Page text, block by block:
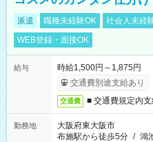
派遣 職種未経験OK 社会人未経
WEB登録・面接OK
給与
時給1,500円～1,875円
交通費別途支給あり
交通費 ■ 交通費規定内
勤務地
大阪府東大阪市
布施駅から徒歩5分 / 鴻